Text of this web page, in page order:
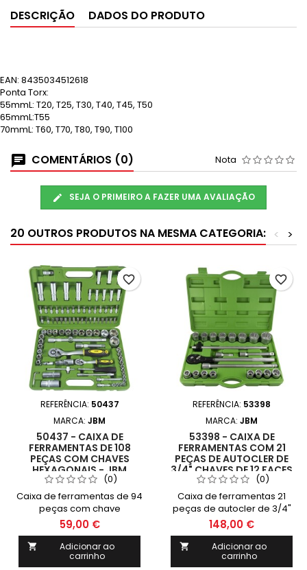
DESCRIÇÃO DADOS DO PRODUTO
EAN: 8435034512618
Ponta Torx:
55mmL: T20, T25, T30, T40, T45, T50
65mmL:T55
70mmL: T60, T70, T80, T90, T100
COMENTÁRIOS (0) Nota
SEJA O PRIMEIRO A FAZER UMA AVALIAÇÃO
20 OUTROS PRODUTOS NA MESMA CATEGORIA: >
<
REFERÊNCIA: 50437
MARCA: JBM
50437 - CAIXA DE
FERRAMENTAS DE 108
PEÇAS COM CHAVES
HEXAGONAIS - JBM
(0)
Caixa de ferramentas de 94
peças com chave
hexagonais
59,00 €

Adicionar ao
carrinho
favorite_border
REFERÊNCIA: 53398
MARCA: JBM
53398 - CAIXA DE
FERRAMENTAS COM 21
PEÇAS DE AUTOCLER DE
3/4" CHAVES DE 12 FACES
- JBM
(0)
Caixa de ferramentas 21
peças de autocler de 3/4"
chaves de 12 faces - JBM
148,00 €

Adicionar ao
carrinho
favorite_border